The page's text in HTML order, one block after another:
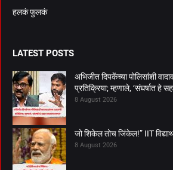
हलकं फुलकं
LATEST POSTS
अभिजीत दिपकेंच्या पोलिसांशी
प्रतिक्रिया; म्हणाले, ‘संघर्षात हे
8 August 2026
जो शिकेल तोच जिंकेल!” IIT
8 August 2026